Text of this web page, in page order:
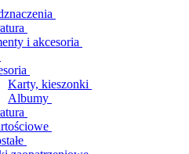
i akcesoria
Karty, kieszonki
Albumy